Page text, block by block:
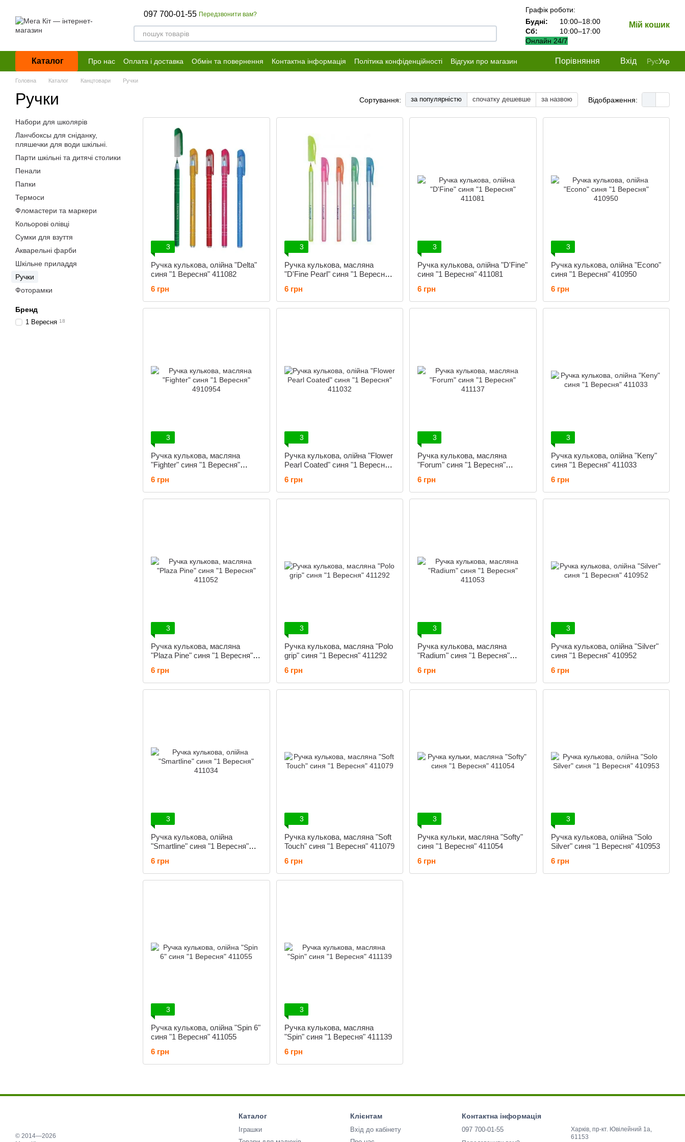
097 700-01-55 Передзвонити вам?
Графік роботи:
Будні:
10:00–18:00
Сб:
10:00–17:00
Онлайн 24/7
Мій кошик
Каталог Про нас Оплата і доставка Обмін та повернення Контактна інформація Політика конфіденційності
Відгуки про магазин
Договір публічної оферти
Порівняння Вхід РусУкр
Головна Каталог Канцтовари Ручки
Ручки Сортування: за популярністю спочатку дешевше за назвою Відображення:
3
Ручка кулькова, олійна "Delta"
синя "1 Вересня" 411082
6 грн
3
Ручка кулькова, масляна
"D'Fine Pearl" синя "1 Вересня"
6 грн
3
Ручка кулькова, олійна "D'Fine"
синя "1 Вересня" 411081
6 грн
3
Ручка кулькова, олійна "Econo"
синя "1 Вересня" 410950
6 грн
3
Ручка кулькова, масляна
"Fighter" синя "1 Вересня"
6 грн
3
Ручка кулькова, олійна "Flower
Pearl Coated" синя "1 Вересня"
6 грн
3
Ручка кулькова, масляна
"Forum" синя "1 Вересня"
6 грн
3
Ручка кулькова, олійна "Keny"
синя "1 Вересня" 411033
6 грн
3
Ручка кулькова, масляна
"Plaza Pine" синя "1 Вересня"
6 грн
3
Ручка кулькова, масляна "Polo
grip" синя "1 Вересня" 411292
6 грн
3
Ручка кулькова, масляна
"Radium" синя "1 Вересня"
6 грн
3
Ручка кулькова, олійна "Silver"
синя "1 Вересня" 410952
6 грн
3
Ручка кулькова, олійна
"Smartline" синя "1 Вересня"
6 грн
3
Ручка кулькова, масляна "Soft
Touch" синя "1 Вересня" 411079
6 грн
3
Ручка кульки, масляна "Softy"
синя "1 Вересня" 411054
6 грн
3
Ручка кулькова, олійна "Solo
Silver" синя "1 Вересня" 410953
6 грн
3
Ручка кулькова, олійна "Spin 6"
синя "1 Вересня" 411055
6 грн
3
Ручка кулькова, масляна
"Spin" синя "1 Вересня" 411139
6 грн
Набори для школярів
Ланчбоксы для сніданку,
пляшечки для води шкільні.
Парти шкільні та дитячі столики
Пенали
Папки
Термоси
Фломастери та маркери
Кольорові олівці
Сумки для взуття
Акварельні фарби
Шкільне приладдя
Ручки
Фоторамки
Бренд
1 Вересня 18
© 2014—2026
Каталог
Іграшки
Клієнтам
Вхід до кабінету
Контактна інформація
097 700-01-55
Харків, пр-кт. Ювілейний 1а,
61153